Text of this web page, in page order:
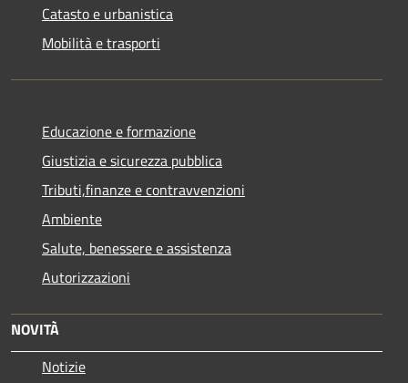
Catasto e urbanistica
Mobilità e trasporti
Educazione e formazione
Giustizia e sicurezza pubblica
Tributi,finanze e contravvenzioni
Ambiente
Salute, benessere e assistenza
Autorizzazioni
NOVITÀ
Notizie